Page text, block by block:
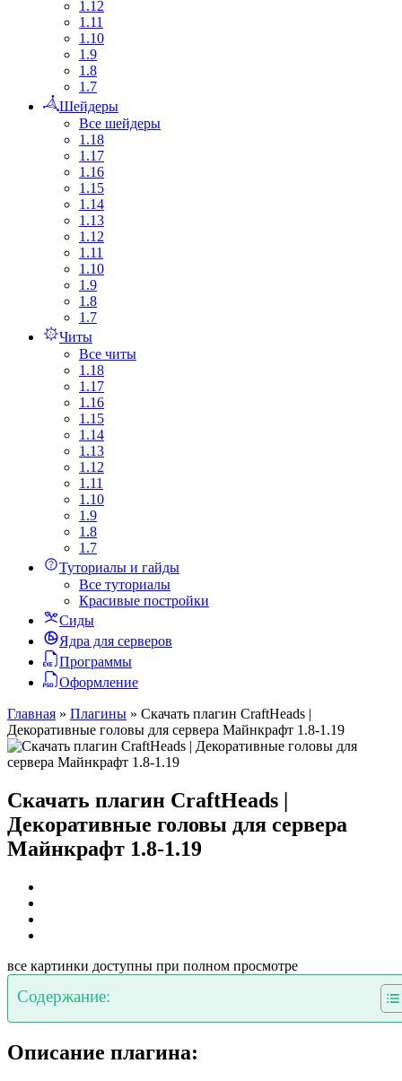
1.12
1.11
1.10
1.9
1.8
1.7
Шейдеры
Все шейдеры
1.18
1.17
1.16
1.15
1.14
1.13
1.12
1.11
1.10
1.9
1.8
1.7
Читы
Все читы
1.18
1.17
1.16
1.15
1.14
1.13
1.12
1.11
1.10
1.9
1.8
1.7
Туториалы и гайды
Все туториалы
Красивые постройки
Сиды
Ядра для серверов
Программы
Оформление
Главная » Плагины » Скачать плагин CraftHeads |
Декоративные головы для сервера Майнкрафт 1.8-1.19
Скачать плагин CraftHeads |
Декоративные головы для сервера
Майнкрафт 1.8-1.19
все картинки доступны при полном просмотре
Содержание:
Описание плагина: